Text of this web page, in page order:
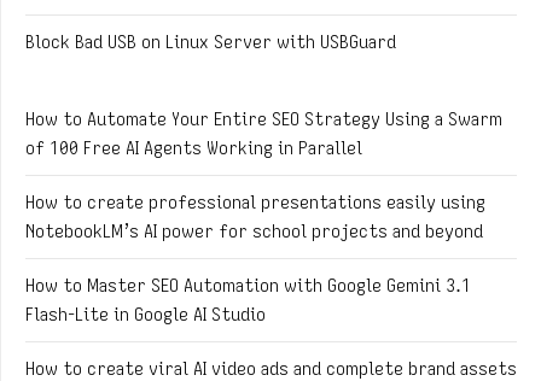
Block Bad USB on Linux Server with USBGuard
How to Automate Your Entire SEO Strategy Using a Swarm
of 100 Free AI Agents Working in Parallel
How to create professional presentations easily using
NotebookLM’s AI power for school projects and beyond
How to Master SEO Automation with Google Gemini 3.1
Flash-Lite in Google AI Studio
How to create viral AI video ads and complete brand assets